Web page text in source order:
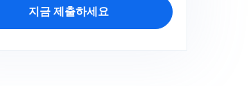
지금 제출하세요